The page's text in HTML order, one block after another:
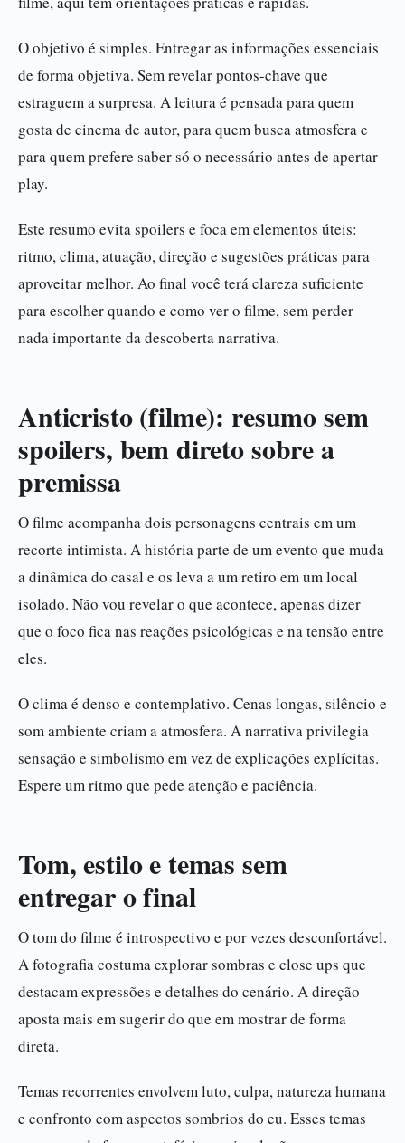
O objetivo é simples. Entregar as informações essenciais
de forma objetiva. Sem revelar pontos-chave que
estraguem a surpresa. A leitura é pensada para quem
gosta de cinema de autor, para quem busca atmosfera e
para quem prefere saber só o necessário antes de apertar
play.
Este resumo evita spoilers e foca em elementos úteis:
ritmo, clima, atuação, direção e sugestões práticas para
aproveitar melhor. Ao final você terá clareza suficiente
para escolher quando e como ver o filme, sem perder
nada importante da descoberta narrativa.
Anticristo (filme): resumo sem
spoilers, bem direto sobre a
premissa
O filme acompanha dois personagens centrais em um
recorte intimista. A história parte de um evento que muda
a dinâmica do casal e os leva a um retiro em um local
isolado. Não vou revelar o que acontece, apenas dizer
que o foco fica nas reações psicológicas e na tensão entre
eles.
O clima é denso e contemplativo. Cenas longas, silêncio e
som ambiente criam a atmosfera. A narrativa privilegia
sensação e simbolismo em vez de explicações explícitas.
Espere um ritmo que pede atenção e paciência.
Tom, estilo e temas sem
entregar o final
O tom do filme é introspectivo e por vezes desconfortável.
A fotografia costuma explorar sombras e close ups que
destacam expressões e detalhes do cenário. A direção
aposta mais em sugerir do que em mostrar de forma
direta.
Temas recorrentes envolvem luto, culpa, natureza humana
e confronto com aspectos sombrios do eu. Esses temas